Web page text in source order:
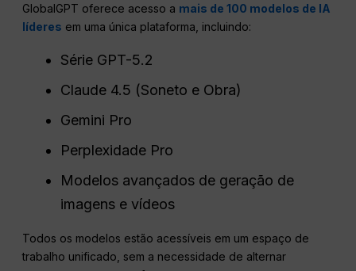
GlobalGPT oferece acesso a mais de 100 modelos de IA
líderes em uma única plataforma, incluindo:
Série GPT-5.2
Claude 4.5 (Soneto e Obra)
Gemini Pro
Perplexidade Pro
Modelos avançados de geração de
imagens e vídeos
Todos os modelos estão acessíveis em um espaço de
trabalho unificado, sem a necessidade de alternar